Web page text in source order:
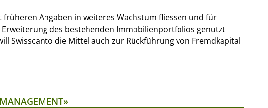
früheren Angaben in weiteres Wachstum fliessen und für
des bestehenden Immobilienportfolios genutzt
Swisscanto die Mittel auch zur Rückführung von Fremdkapital